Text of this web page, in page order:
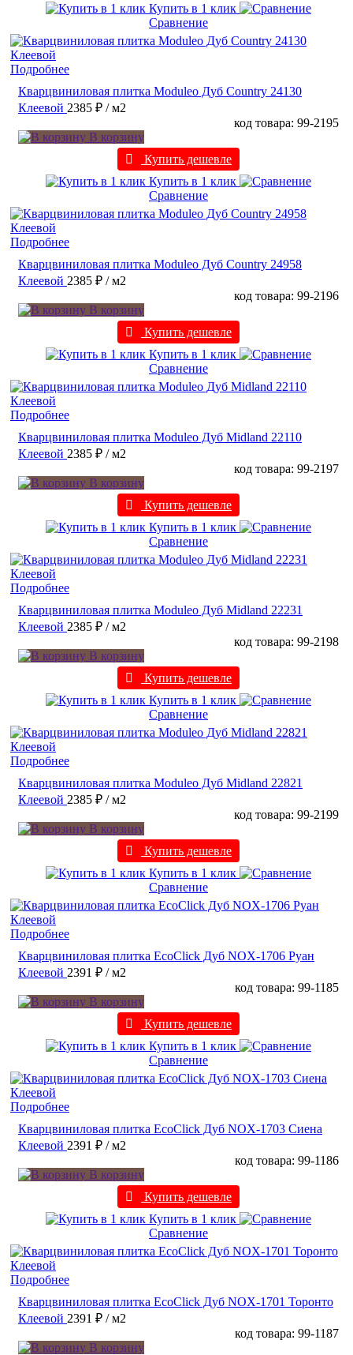
Купить в 1 клик
Сравнение
Подробнее
Кварцвиниловая плитка Moduleo Дуб Country 24130
Клеевой 2385 ₽ / м2
код товара: 99-2195
В корзину
Купить дешевле
Купить в 1 клик
Сравнение
Подробнее
Кварцвиниловая плитка Moduleo Дуб Country 24958
Клеевой 2385 ₽ / м2
код товара: 99-2196
В корзину
Купить дешевле
Купить в 1 клик
Сравнение
Подробнее
Кварцвиниловая плитка Moduleo Дуб Midland 22110
Клеевой 2385 ₽ / м2
код товара: 99-2197
В корзину
Купить дешевле
Купить в 1 клик
Сравнение
Подробнее
Кварцвиниловая плитка Moduleo Дуб Midland 22231
Клеевой 2385 ₽ / м2
код товара: 99-2198
В корзину
Купить дешевле
Купить в 1 клик
Сравнение
Подробнее
Кварцвиниловая плитка Moduleo Дуб Midland 22821
Клеевой 2385 ₽ / м2
код товара: 99-2199
В корзину
Купить дешевле
Купить в 1 клик
Сравнение
Подробнее
Кварцвиниловая плитка EcoClick Дуб NOX-1706 Руан
Клеевой 2391 ₽ / м2
код товара: 99-1185
В корзину
Купить дешевле
Купить в 1 клик
Сравнение
Подробнее
Кварцвиниловая плитка EcoClick Дуб NOX-1703 Сиена
Клеевой 2391 ₽ / м2
код товара: 99-1186
В корзину
Купить дешевле
Купить в 1 клик
Сравнение
Подробнее
Кварцвиниловая плитка EcoClick Дуб NOX-1701 Торонто
Клеевой 2391 ₽ / м2
код товара: 99-1187
В корзину